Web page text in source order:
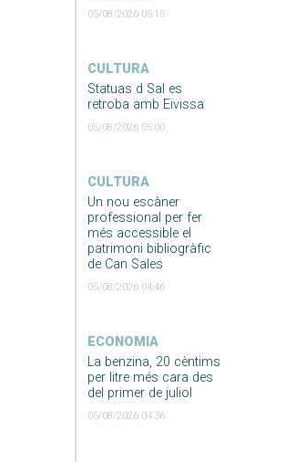
05/08/2026 05:15
CULTURA
Statuas d Sal es
retroba amb Eivissa
05/08/2026 05:00
CULTURA
Un nou escàner
professional per fer
més accessible el
patrimoni bibliogràfic
de Can Sales
05/08/2026 04:46
ECONOMIA
La benzina, 20 cèntims
per litre més cara des
del primer de juliol
05/08/2026 04:36